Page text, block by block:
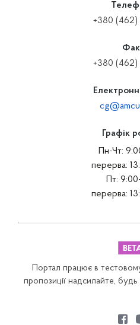
+380 (462)
+380 (462)
Графік
Пн-Чт:
перерва:
Пт:
перерва:
Портал працює в
пропозиції надсилайте, будь